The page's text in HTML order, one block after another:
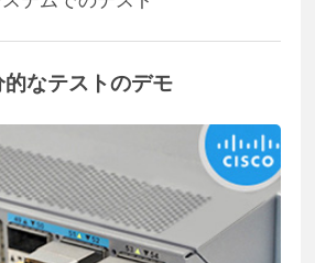
的なテストのデモ